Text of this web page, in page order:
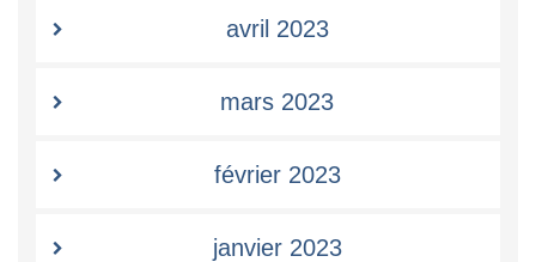
avril 2023
mars 2023
février 2023
janvier 2023